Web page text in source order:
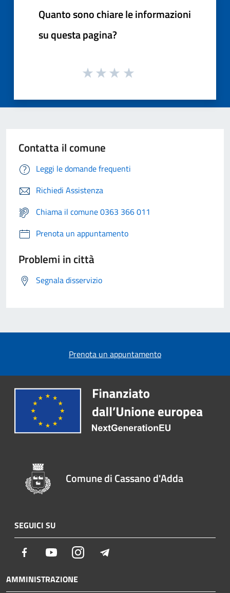
Quanto sono chiare le informazioni
su questa pagina?
Contatta il comune
Leggi le domande frequenti
Richiedi Assistenza
Chiama il comune 0363 366 011
Prenota un appuntamento
Problemi in città
Segnala disservizio
Prenota un appuntamento
Comune di Cassano d'Adda
SEGUICI SU
Facebook YoutubeInstagram
AMMINISTRAZIONE